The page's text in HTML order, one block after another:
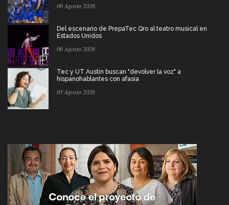
06 Agosto 2026
Del escenario de PrepaTec Qro al teatro musical en
Estados Unidos
06 Agosto 2026
Tec y UT Austin buscan "devolver la voz" a
hispanohablantes con afasia
05 Agosto 2026